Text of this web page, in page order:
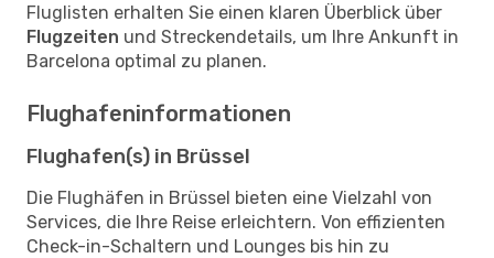
Fluglisten erhalten Sie einen klaren Überblick über
Flugzeiten und Streckendetails, um Ihre Ankunft in
Barcelona optimal zu planen.
Flughafeninformationen
Flughafen(s) in Brüssel
Die Flughäfen in Brüssel bieten eine Vielzahl von
Services, die Ihre Reise erleichtern. Von effizienten
Check-in-Schaltern und Lounges bis hin zu